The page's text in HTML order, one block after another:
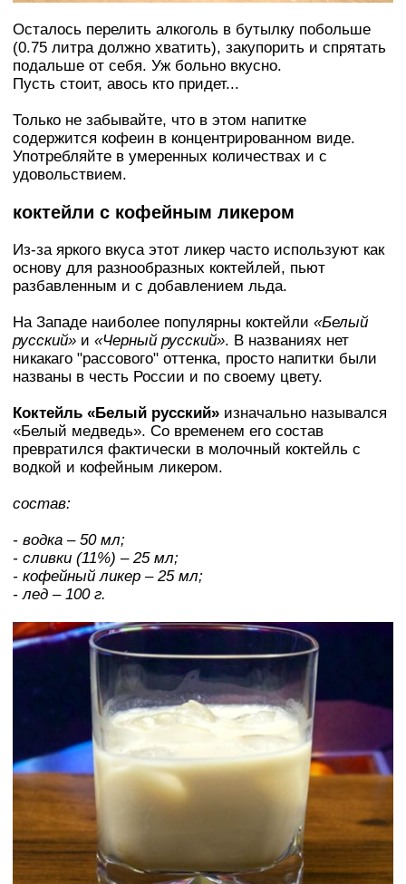
Осталось перелить алкоголь в бутылку побольше
(0.75 литра должно хватить), закупорить и спрятать
подальше от себя. Уж больно вкусно.
Пусть стоит, авось кто придет...
Только не забывайте, что в этом напитке
содержится кофеин в концентрированном виде.
Употребляйте в умеренных количествах и с
удовольствием.
коктейли с кофейным ликером
Из-за яркого вкуса этот ликер часто используют как
основу для разнообразных коктейлей, пьют
разбавленным и с добавлением льда.
На Западе наиболее популярны коктейли «Белый
русский» и «Черный русский». В названиях нет
никакаго "рассового" оттенка, просто напитки были
названы в честь России и по своему цвету.
Коктейль «Белый русский» изначально назывался
«Белый медведь». Со временем его состав
превратился фактически в молочный коктейль с
водкой и кофейным ликером.
состав:
- водка – 50 мл;
- сливки (11%) – 25 мл;
- кофейный ликер – 25 мл;
- лед – 100 г.